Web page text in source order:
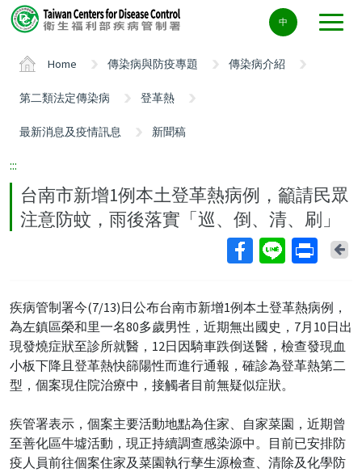
Center
block
中
Home 傳染病與防疫專題 傳染病介紹
第二類法定傳染病 登革熱
最新消息及疫情訊息 新聞稿
:::
台南市新增1例本土登革熱病例，籲請民眾
注意防蚊，雨後落實「巡、倒、清、刷」
疾病管制署今(7/13)日公布台南市新增1例本土登革熱病例，
為左鎮區榮和里一名80多歲男性，近期無出國史，7月10日出
現發燒症狀至診所就醫，12日因騎車跌倒送醫，檢查發現血
小板下降且登革熱快篩陽性而進行通報，確診為登革熱第二
型，個案現住院治療中，接觸者目前無疑似症狀。
疾管署表示，個案主要活動地點為住家、自家菜園，近期曾
至善化區牛墟活動，現正持續調查感染源中。目前已安排防
疫人員前往個案住家及菜園執行孳生源檢查、清除及化學防